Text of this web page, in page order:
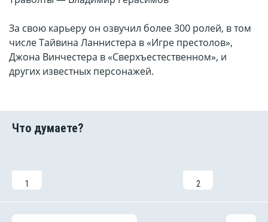
За свою карьеру он озвучил более 300 ролей, в том
числе Тайвина Ланнистера в «Игре престолов»,
Джона Винчестера в «Сверхъестественном», и
других известных персонажей.
1 2